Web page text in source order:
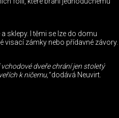
sklepy. I těmi se lze do domu
visací zámky nebo přídavné závory.
dveře chrání jen stoletý
k ničemu,“dodává Neuvirt.